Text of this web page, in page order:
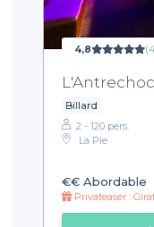
4,8
L'Antrechoc
Billard
2 - 120 pers.
La Pie
€€ Abordable
Privateaser :